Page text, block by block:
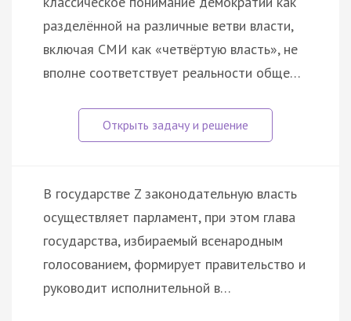
разделённой на различные ветви власти,
включая СМИ как «четвёртую власть», не
вполне соответствует реальности обще…
В государстве Z законодательную власть
осуществляет парламент, при этом глава
государства, избираемый всенародным
голосованием, формирует правительство и
руководит исполнительной в…